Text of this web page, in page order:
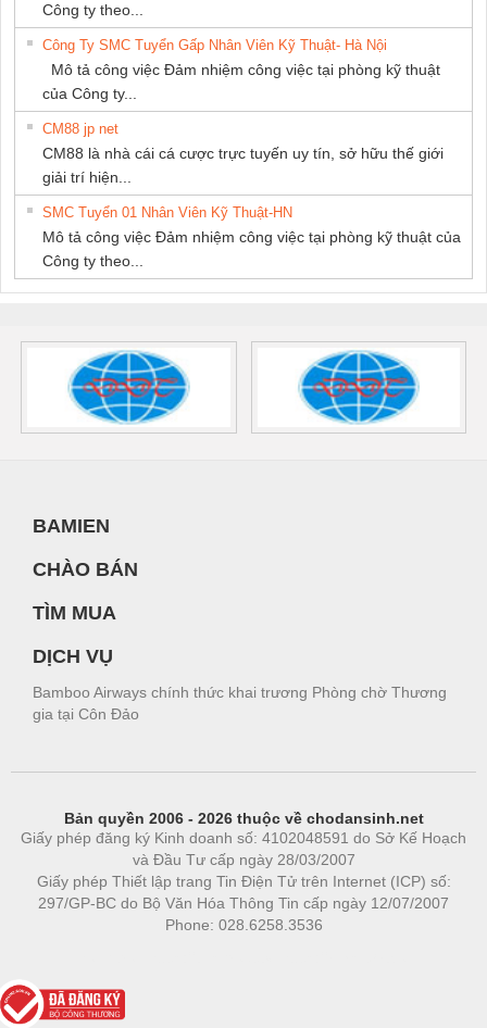
Công ty theo...
Công Ty SMC Tuyển Gấp Nhân Viên Kỹ Thuật- Hà Nội
Mô tả công việc Đảm nhiệm công việc tại phòng kỹ thuật
của Công ty...
CM88 jp net
CM88 là nhà cái cá cược trực tuyến uy tín, sở hữu thế giới
giải trí hiện...
SMC Tuyển 01 Nhân Viên Kỹ Thuật-HN
Mô tả công việc Đảm nhiệm công việc tại phòng kỹ thuật của
Công ty theo...
BAMIEN
CHÀO BÁN
TÌM MUA
DỊCH VỤ
Bamboo Airways chính thức khai trương Phòng chờ Thương
gia tại Côn Đảo
Bản quyền 2006 - 2026 thuộc về chodansinh.net
Giấy phép đăng ký Kinh doanh số: 4102048591 do Sở Kế Hoạch
và Đầu Tư cấp ngày 28/03/2007
Giấy phép Thiết lập trang Tin Điện Tử trên Internet (ICP) số:
297/GP-BC do Bộ Văn Hóa Thông Tin cấp ngày 12/07/2007
Phone: 028.6258.3536